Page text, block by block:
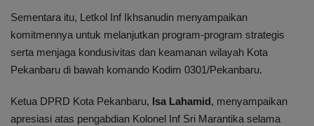
Sementara itu, Letkol Inf Ikhsanudin menyampaikan
komitmennya untuk melanjutkan program-program strategis
serta menjaga kondusivitas dan keamanan wilayah Kota
Pekanbaru di bawah komando Kodim 0301/Pekanbaru.
Ketua DPRD Kota Pekanbaru, Isa Lahamid, menyampaikan
apresiasi atas pengabdian Kolonel Inf Sri Marantika selama